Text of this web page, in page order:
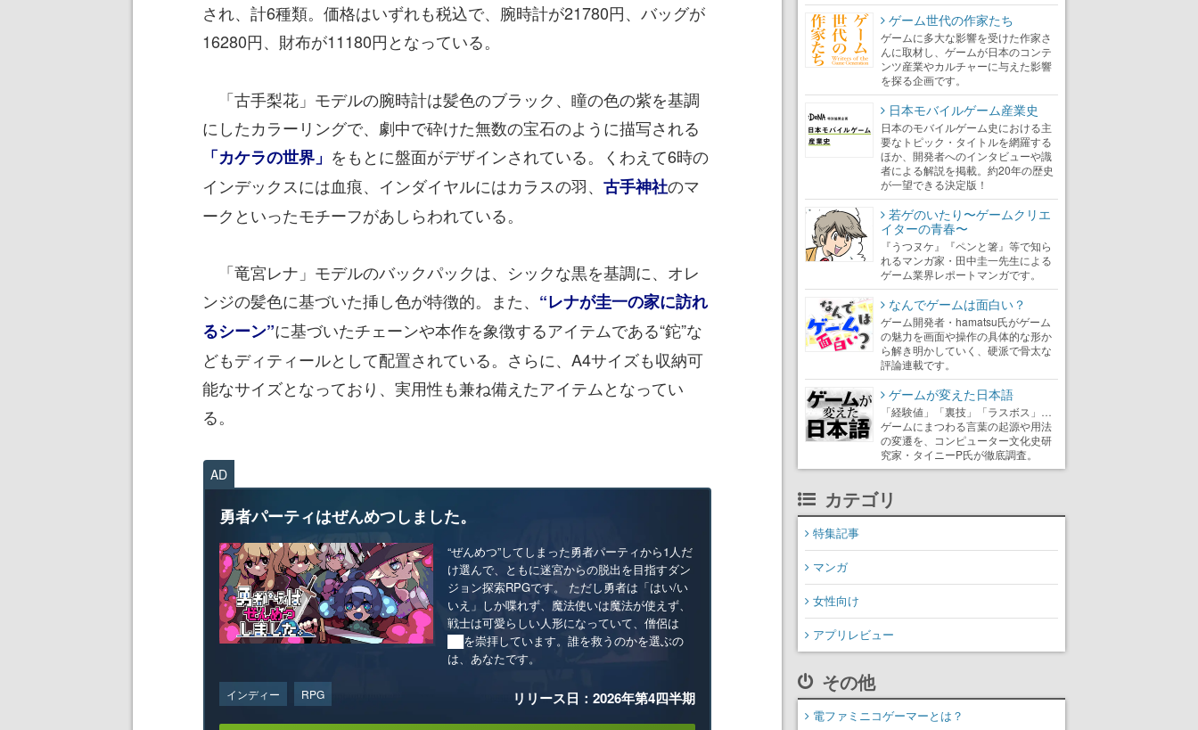
され、計6種類。価格はいずれも税込で、腕時計が21780円、バッグが
16280円、財布が11180円となっている。
「古手梨花」モデルの腕時計は髪色のブラック、瞳の色の紫を基調
にしたカラーリングで、劇中で砕けた無数の宝石のように描写される
「カケラの世界」 をもとに盤面がデザインされている。くわえて6時の
インデックスには血痕、インダイヤルにはカラスの羽、 古手神社のマ
ークといったモチーフがあしらわれている。
「竜宮レナ」モデルのバックパックは、シックな黒を基調に、オレ
ンジの髪色に基づいた挿し色が特徴的。また、 “レナが圭一の家に訪れ
るシーン”に基づいたチェーンや本作を象徴するアイテムである“鉈”な
どもディティールとして配置されている。さらに、A4サイズも収納可
能なサイズとなっており、実用性も兼ね備えたアイテムとなってい
る。
AD
勇者パーティはぜんめつしました。
“ぜんめつ”してしまった勇者パーティから1人だ
け選んで、ともに迷宮からの脱出を目指すダン
ジョン探索RPGです。 ただし勇者は「はい/い
いえ」しか喋れず、魔法使いは魔法が使えず、
戦士は可愛らしい人形になっていて、僧侶は
██を崇拝しています。誰を救うのかを選ぶの
は、あなたです。
インディー RPG リリース日：2026年第4四半期
ゲーム世代の作家たち
ゲームに多大な影響を受けた作家さ
んに取材し、ゲームが日本のコンテ
ンツ産業やカルチャーに与えた影響
を探る企画です。
日本モバイルゲーム産業史
日本のモバイルゲーム史における主
要なトピック・タイトルを網羅する
ほか、開発者へのインタビューや識
者による解説を掲載。約20年の歴史
が一望できる決定版！
若ゲのいたり〜ゲームクリエ
イターの青春〜
『うつヌケ』『ペンと箸』等で知ら
れるマンガ家・田中圭一先生による
ゲーム業界レポートマンガです。
なんでゲームは面白い？
ゲーム開発者・hamatsu氏がゲーム
の魅力を画面や操作の具体的な形か
ら解き明かしていく、硬派で骨太な
評論連載です。
ゲームが変えた日本語
「経験値」「裏技」「ラスボス」…
ゲームにまつわる言葉の起源や用法
の変遷を、コンピューター文化史研
究家・タイニーP氏が徹底調査。
カテゴリ
特集記事
マンガ
女性向け
アプリレビュー
その他
電ファミニコゲーマーとは？